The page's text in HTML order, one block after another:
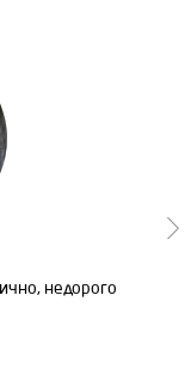
недорого